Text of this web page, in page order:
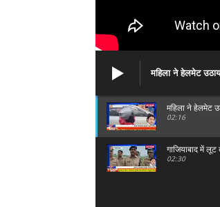
महिला ने हेलमेट
महिला ने हेलमेट
02:16
गाजियाबाद में
02:30